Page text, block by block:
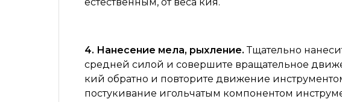
4. Нанесение мела, рыхление.Тщательно
средней силой и совершите вращательное
кий обратно и повторите движение
постукивание игольчатым компонентом